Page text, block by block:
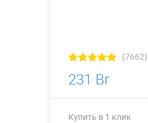
(7662)
231 Br
Купить в 1 клик